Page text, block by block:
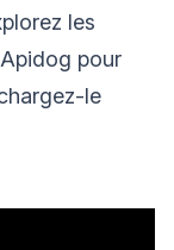
les
pour
le